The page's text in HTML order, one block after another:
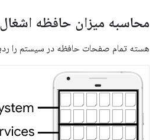
محاسبه میزان حافظه
هسته تمام صفحات حافظه در سیستم را